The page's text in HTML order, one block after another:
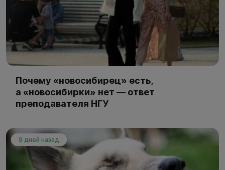
Почему «новосибирец» есть,
а «новосибирки» нет — ответ
преподавателя НГУ
9 дней назад